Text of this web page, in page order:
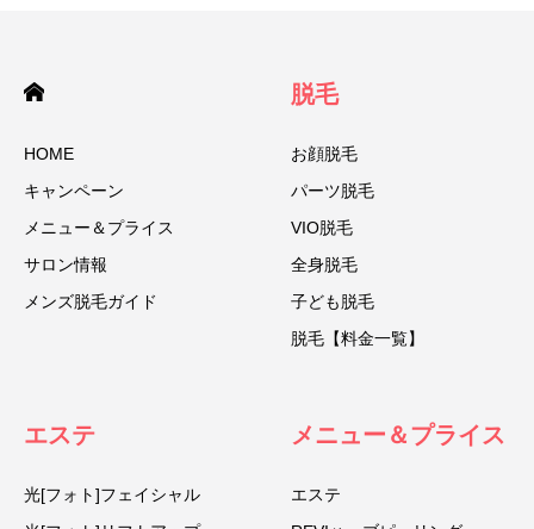
HOME
キャンペーン
メニュー＆プライス
サロン情報
メンズ脱毛ガイド
脱毛
お顔脱毛
パーツ脱毛
VIO脱毛
全身脱毛
子ども脱毛
脱毛【料金一覧】
エステ
光[フォト]フェイシャル
メニュー＆プライス
エステ